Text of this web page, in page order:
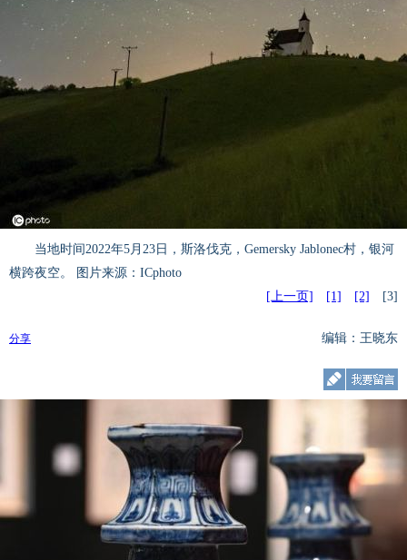
当地时间2022年5月23日，斯洛伐克，Gemersky Jablonec村，银河
横跨夜空。 图片来源：ICphoto
[上一页]
[1] [2] [3]
分享 编辑：王晓东